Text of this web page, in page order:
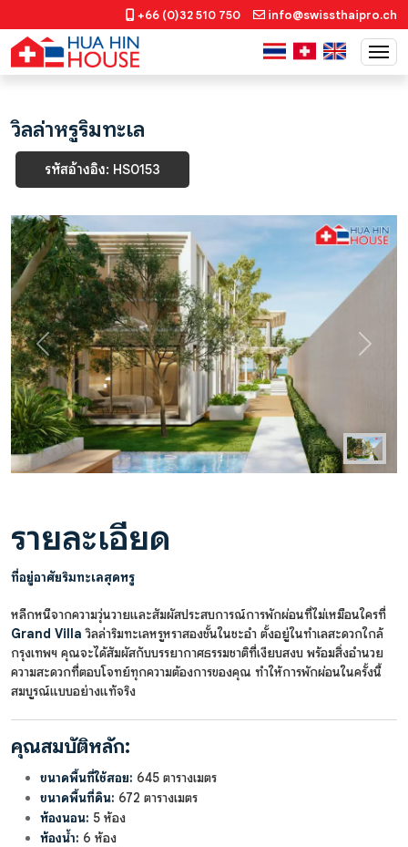
+66 (0)32 510 750 info@swissthaipro.ch
วิลล่าหรูริมทะเล
รหัสอ้างอิง: HS0153
Previous Next
รายละเอียด
ที่อยู่อาศัยริมทะเลสุดหรู
หลีกหนีจากความวุ่นวายและสัมผัสประสบการณ์การพักผ่อนที่ไม่เหมือนใครที่
Grand Villa วิลล่าริมทะเลหรูหราสองชั้นในชะอำ ตั้งอยู่ในทำเลสะดวกใกล้
กรุงเทพฯ คุณจะได้สัมผัสกับบรรยากาศธรรมชาติที่เงียบสงบ พร้อมสิ่งอำนวย
ความสะดวกที่ตอบโจทย์ทุกความต้องการของคุณ ทำให้การพักผ่อนในครั้งนี้
สมบูรณ์แบบอย่างแท้จริง
คุณสมบัติหลัก:
ขนาดพื้นที่ใช้สอย: 645 ตารางเมตร
ขนาดพื้นที่ดิน: 672 ตารางเมตร
ห้องนอน: 5 ห้อง
ห้องน้ำ: 6 ห้อง